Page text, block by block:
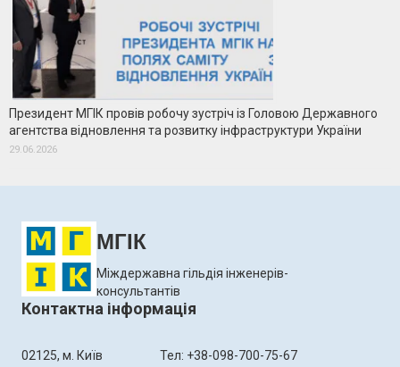
Президент МГІК провів робочу зустріч із Головою Державного
агентства відновлення та розвитку інфраструктури України
29.06.2026
МГІК
Міждержавна гільдія інженерів-
консультантів
Контактна інформація
02125, м. Київ Тел: +38-098-700-75-67